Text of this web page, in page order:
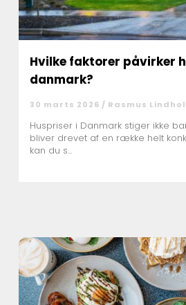
Hvilke faktorer påvirker
danmark?
30 marts 2026 / Rasmus
Huspriser i Danmark stiger ikke
bliver drevet af en række helt
kan du s...